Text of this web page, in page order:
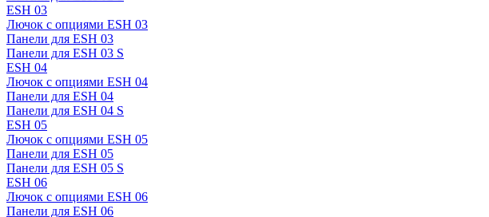
ESH 03
Лючок с опциями ESH 03
Панели для ESH 03
Панели для ESH 03 S
ESH 04
Лючок с опциями ESH 04
Панели для ESH 04
Панели для ESH 04 S
ESH 05
Лючок с опциями ESH 05
Панели для ESH 05
Панели для ESH 05 S
ESH 06
Лючок с опциями ESH 06
Панели для ESH 06